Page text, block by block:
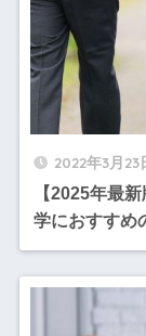
2022年3月23
【2025年最
学におすすめ